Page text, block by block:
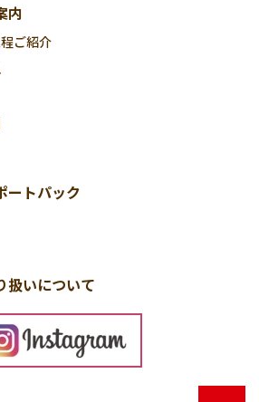
内
ご紹介
ートパック
扱いについて